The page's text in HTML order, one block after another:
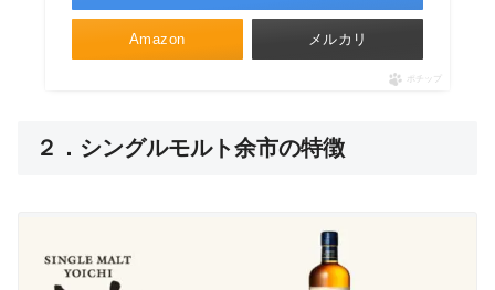
Amazon メルカリ
ポチップ
２．シングルモルト余市の特徴